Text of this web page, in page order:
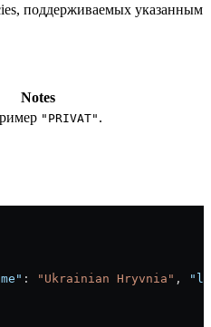
поддерживаемых указанным
Notes
"PRIVAT" .
: "Ukrainian Hryvnia" ,